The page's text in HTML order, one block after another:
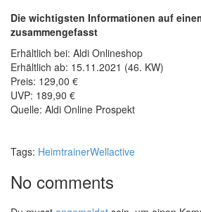
Die wichtigsten Informationen auf
zusammengefasst
Erhältlich bei: Aldi Onlineshop
Erhältlich ab: 15.11.2021 (46. KW)
Preis: 129,00 €
UVP: 189,90 €
Quelle: Aldi Online Prospekt
Tags: HeimtrainerWellactive
No comments